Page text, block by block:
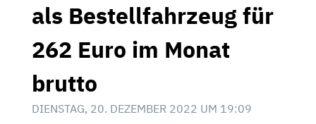
als Bestellfahrzeug für
262 Euro im Monat
brutto
DIENSTAG, 20. DEZEMBER 2022 UM 19:09